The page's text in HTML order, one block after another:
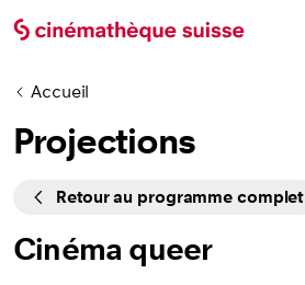
Accueil
Projections
CyclesRetour au programme complet
Cinéma queer